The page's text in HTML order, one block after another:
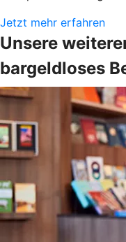
Jetzt mehr erfahren
Unsere
bargeldloses